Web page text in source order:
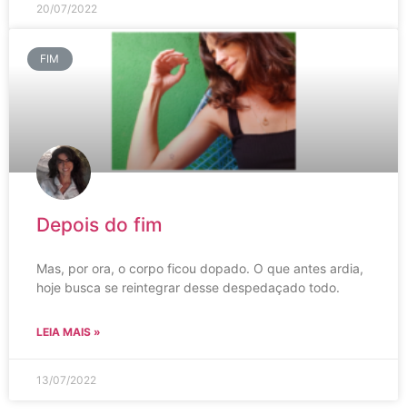
20/07/2022
FIM
Depois do fim
Mas, por ora, o corpo ficou dopado. O que antes ardia,
hoje busca se reintegrar desse despedaçado todo.
LEIA MAIS »
13/07/2022